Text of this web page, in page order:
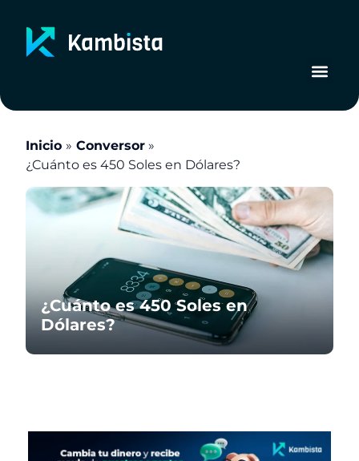
contenido
Inicio
Conversor
¿Cuánto es 450 Soles en Dólares?
¿Cuánto es 450 Soles en
Dólares?